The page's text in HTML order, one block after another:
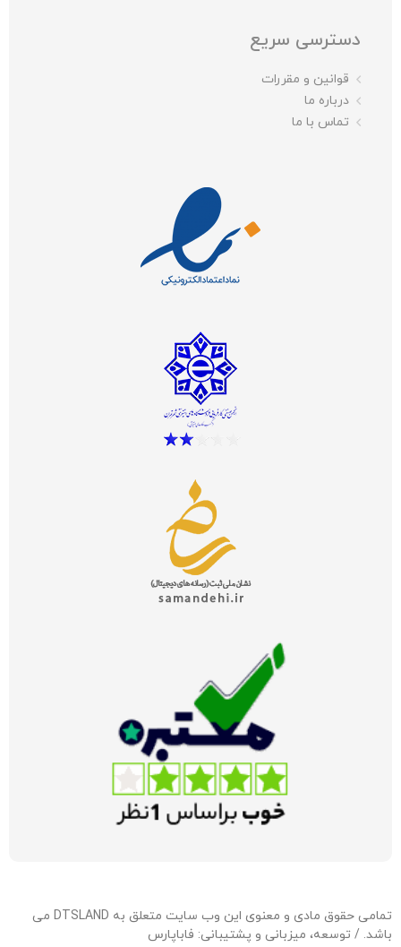
دسترسی سریع
قوانین و مقررات
درباره ما
تماس با ما
تمامی حقوق مادی و معنوی این وب سایت متعلق به DTSLAND می
باشد. / توسعه، میزبانی و پشتیبانی: فاباپارس